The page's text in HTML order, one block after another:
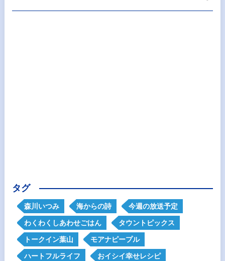
タグ
森川いつみ 海からの詩 今週の放送予定
わくわくしあわせごはん タウントピックス
トークイン葉山 モアナピープル
ハートフルライフ おイシイ幸せレシピ